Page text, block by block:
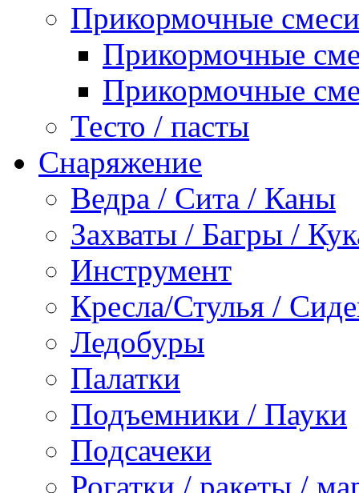
Прикормочные смеси
Прикормочные
Прикормочные
Тесто / пасты
Снаряжение
Ведра / Сита / Каны
Захваты / Багры /
Инструмент
Кресла/Стулья /
Ледобуры
Палатки
Подъемники / Пауки
Подсачеки